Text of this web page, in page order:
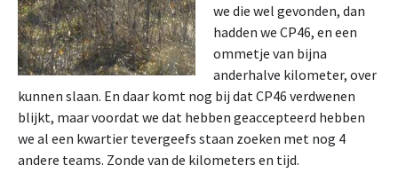
we die wel gevonden, dan
hadden we CP46, en een
ommetje van bijna
anderhalve kilometer, over
kunnen slaan. En daar komt nog bij dat CP46 verdwenen
blijkt, maar voordat we dat hebben geaccepteerd hebben
we al een kwartier tevergeefs staan zoeken met nog 4
andere teams. Zonde van de kilometers en tijd.